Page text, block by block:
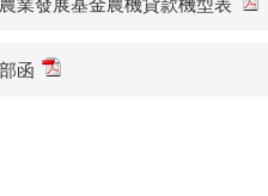
業發展基金農機貸款機型表
函